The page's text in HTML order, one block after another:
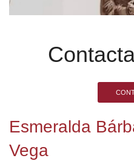
Esmeralda
Vega